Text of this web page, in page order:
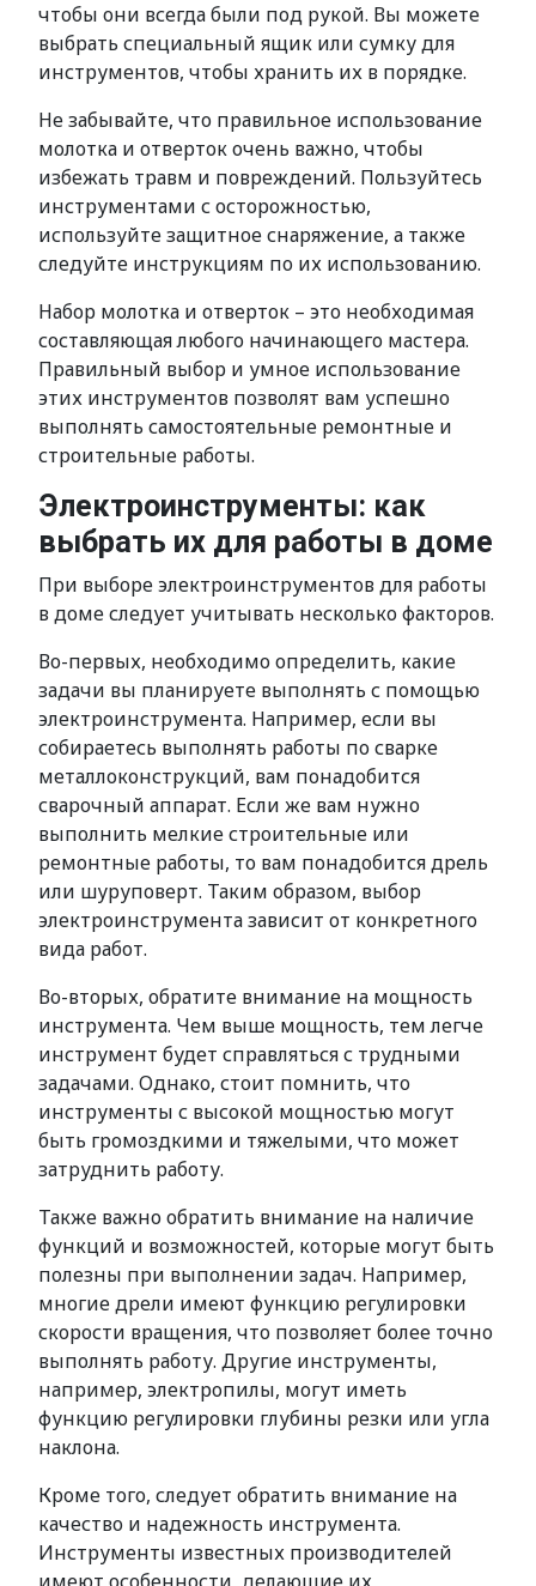
чтобы они всегда были под рукой. Вы можете
выбрать специальный ящик или сумку для
инструментов, чтобы хранить их в порядке.
Не забывайте, что правильное использование
молотка и отверток очень важно, чтобы
избежать травм и повреждений. Пользуйтесь
инструментами с осторожностью,
используйте защитное снаряжение, а также
следуйте инструкциям по их использованию.
Набор молотка и отверток – это необходимая
составляющая любого начинающего мастера.
Правильный выбор и умное использование
этих инструментов позволят вам успешно
выполнять самостоятельные ремонтные и
строительные работы.
Электроинструменты: как
выбрать их для работы в доме
При выборе электроинструментов для работы
в доме следует учитывать несколько факторов.
Во-первых, необходимо определить, какие
задачи вы планируете выполнять с помощью
электроинструмента. Например, если вы
собираетесь выполнять работы по сварке
металлоконструкций, вам понадобится
сварочный аппарат. Если же вам нужно
выполнить мелкие строительные или
ремонтные работы, то вам понадобится дрель
или шуруповерт. Таким образом, выбор
электроинструмента зависит от конкретного
вида работ.
Во-вторых, обратите внимание на мощность
инструмента. Чем выше мощность, тем легче
инструмент будет справляться с трудными
задачами. Однако, стоит помнить, что
инструменты с высокой мощностью могут
быть громоздкими и тяжелыми, что может
затруднить работу.
Также важно обратить внимание на наличие
функций и возможностей, которые могут быть
полезны при выполнении задач. Например,
многие дрели имеют функцию регулировки
скорости вращения, что позволяет более точно
выполнять работу. Другие инструменты,
например, электропилы, могут иметь
функцию регулировки глубины резки или угла
наклона.
Кроме того, следует обратить внимание на
качество и надежность инструмента.
Инструменты известных производителей